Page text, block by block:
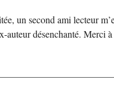
un second ami lecteur
auteur désenchanté.